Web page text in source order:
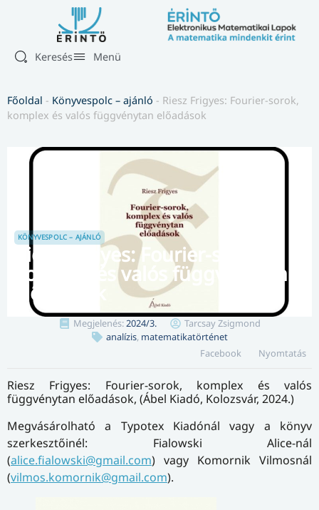
Keresés Menü
Főoldal - Könyvespolc – ajánló - Riesz Frigyes: Fourier-sorok,
komplex és valós függvénytan előadások
KÖNYVESPOLC – AJÁNLÓ
Riesz Frigyes: Fourier-sorok,
komplex és valós függvénytan
előadások
Megjelenés:2024/3.
Tarcsay Zsigmond
analízis, matematikatörténet
Facebook
Nyomtatás
Riesz Frigyes: Fourier-sorok, komplex és valós
függvénytan előadások, (Ábel Kiadó, Kolozsvár, 2024.)
Megvásárolható a Typotex Kiadónál vagy a könyv
szerkesztőinél: Fialowski Alice-nál
(alice.fialowski@gmail.com) vagy Komornik Vilmosnál
(vilmos.komornik@gmail.com).